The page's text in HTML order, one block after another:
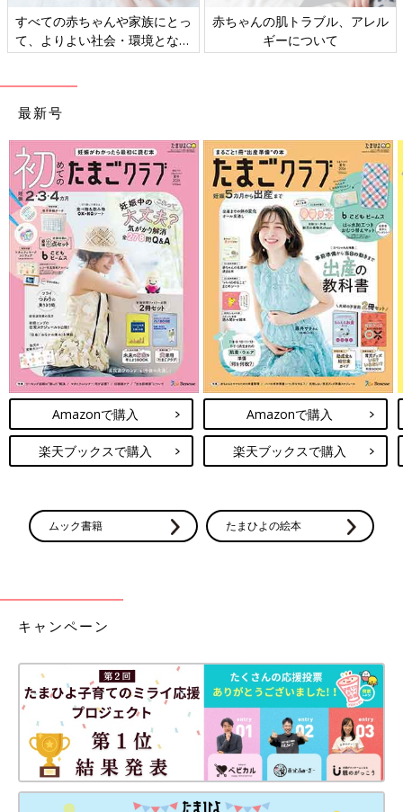
すべての赤ちゃんや家族にとっ
て、よりよい社会・環境となる
ことをめざしてさまざまな課題
赤ちゃんの肌トラブル、アレル
ギーについて
最新号
Amazonで購入
楽天ブックスで購入
Amazonで購入
楽天ブックスで購入
ムック書籍 たまひよの絵本
キャンペーン